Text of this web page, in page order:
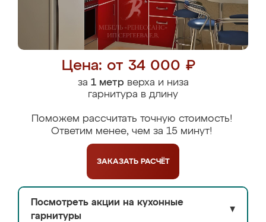
Цена: от 34 000 ₽
за 1 метрверха и низа
гарнитура в длину
Поможем рассчитать точную стоимость!
Ответим менее, чем за 15 минут!
ЗАКАЗАТЬ РАСЧЁТ
Посмотреть акции на кухонные
гарнитуры
▼